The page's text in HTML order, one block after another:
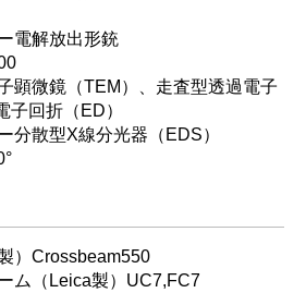
電解放出形銃
顕微鏡（TEM）、走査型透過電子
子回折（ED）
分散型X線分光器（EDS）
）Crossbeam550
ム（Leica製）UC7,FC7